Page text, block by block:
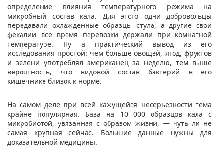
определение влияния температурного режима на
микробный состав кала. Для этого одни добровольцы
передавали охлажденные образцы стула, а другие свои
фекалии все время перевозки держали при комнатной
температуре. Ну а практический вывод из его
исследования простой: чем больше овощей, ягод, фруктов
и зелени употреблял американец за неделю, тем выше
вероятность, что видовой состав бактерий в его
кишечнике близок к норме.
На самом деле при всей кажущейся несерьезности тема
крайне популярная. База на 10 000 образцов кала с
микробиотой, увязанная с образом жизни, — чуть ли не
самая крупная сейчас. Большие данные нужны для
доказательной медицины.